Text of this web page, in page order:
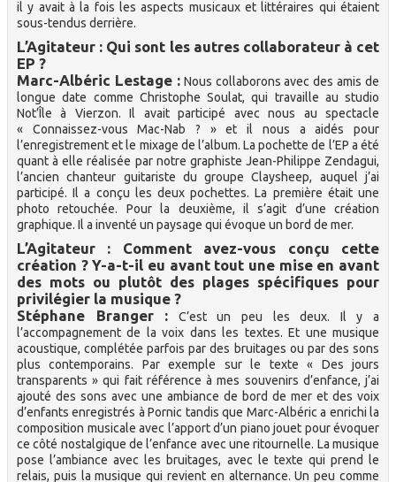
il y avait à la fois les aspects musicaux et littéraires qui étaient
sous-tendus derrière.
L’Agitateur : Qui sont les autres collaborateur à cet
EP ?
Marc-Albéric Lestage :Nous collaborons avec des amis de
longue date comme Christophe Soulat, qui travaille au studio
Not’Île à Vierzon. Il avait participé avec nous au spectacle
« Connaissez-vous Mac-Nab ? » et il nous a aidés pour
l’enregistrement et le mixage de l’album. La pochette de l’EP a été
quant à elle réalisée par notre graphiste Jean-Philippe Zendagui,
l’ancien chanteur guitariste du groupe Claysheep, auquel j’ai
participé. Il a conçu les deux pochettes. La première était une
photo retouchée. Pour la deuxième, il s’agit d’une création
graphique. Il a inventé un paysage qui évoque un bord de mer.
L’Agitateur : Comment avez-vous conçu cette
création ? Y-a-t-il eu avant tout une mise en avant
des mots ou plutôt des plages spécifiques pour
privilégier la musique ?
Stéphane Branger : C’est un peu les deux. Il y a
l’accompagnement de la voix dans les textes. Et une musique
acoustique, complétée parfois par des bruitages ou par des sons
plus contemporains. Par exemple sur le texte « Des jours
transparents » qui fait référence à mes souvenirs d’enfance, j’ai
ajouté des sons avec une ambiance de bord de mer et des voix
d’enfants enregistrés à Pornic tandis que Marc-Albéric a enrichi la
composition musicale avec l’apport d’un piano jouet pour évoquer
ce côté nostalgique de l’enfance avec une ritournelle. La musique
pose l’ambiance avec les bruitages, avec le texte qui prend le
relais, puis la musique qui revient en alternance. Un peu comme